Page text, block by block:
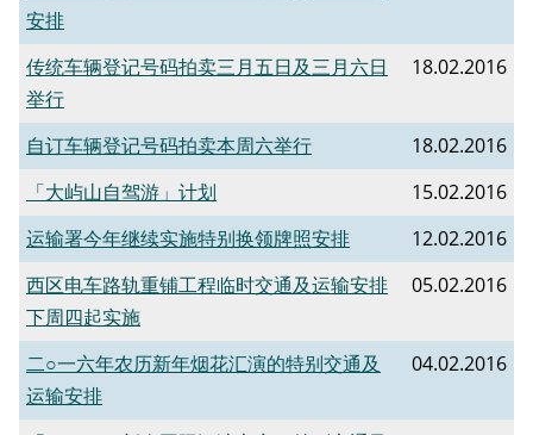
安排
传统车辆登记号码拍卖三月五日及三月六日
举行
18.02.2016
自订车辆登记号码拍卖本周六举行
18.02.2016
「大屿山自驾游」计划
15.02.2016
运输署今年继续实施特别换领牌照安排
12.02.2016
西区电车路轨重铺工程临时交通及运输安排
下周四起实施
05.02.2016
二○一六年农历新年烟花汇演的特别交通及
运输安排
04.02.2016